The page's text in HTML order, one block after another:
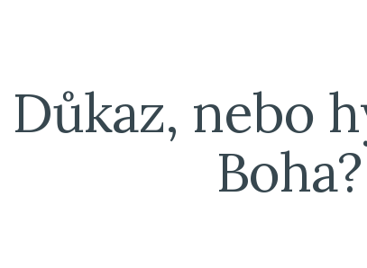
Důkaz, nebo
Boha?